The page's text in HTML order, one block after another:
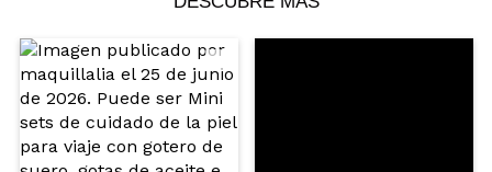
Compartir un vídeo o una foto
Tu vídeo podría ser el primero. Imagínatelo...
¿Recomendarías su compra?